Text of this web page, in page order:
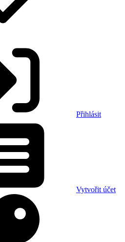
Přihlásit
Vytvořit účet